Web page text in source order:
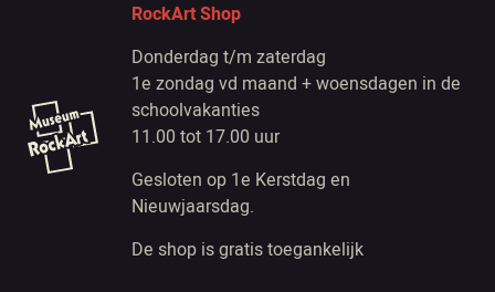
RockArt Shop
Donderdag t/m zaterdag
1e zondag vd maand + woensdagen in de
schoolvakanties
11.00 tot 17.00 uur
Gesloten op 1e Kerstdag en
Nieuwjaarsdag.
De shop is gratis toegankelijk